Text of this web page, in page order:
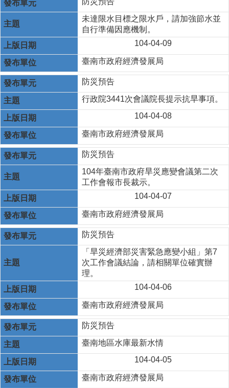
未達限水目標之限水戶，請加強節水並
自行準備因應機制。
104-04-09
臺南市政府經濟發展局
防災預告
行政院3441次會議院長提示抗旱事項。
104-04-08
臺南市政府經濟發展局
防災預告
104年臺南市政府旱災應變會議第二次
工作會報市長裁示。
104-04-07
臺南市政府經濟發展局
防災預告
「旱災經濟部災害緊急應變小組」第7
次工作會議結論，請相關單位確實辦
理。
104-04-06
臺南市政府經濟發展局
防災預告
臺南地區水庫最新水情
104-04-05
臺南市政府經濟發展局